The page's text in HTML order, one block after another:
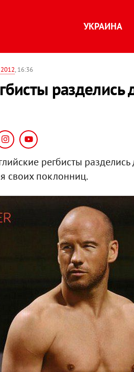
УКРАИНА
, 16:36
разделись
регбисты разделись
своих поклонниц.